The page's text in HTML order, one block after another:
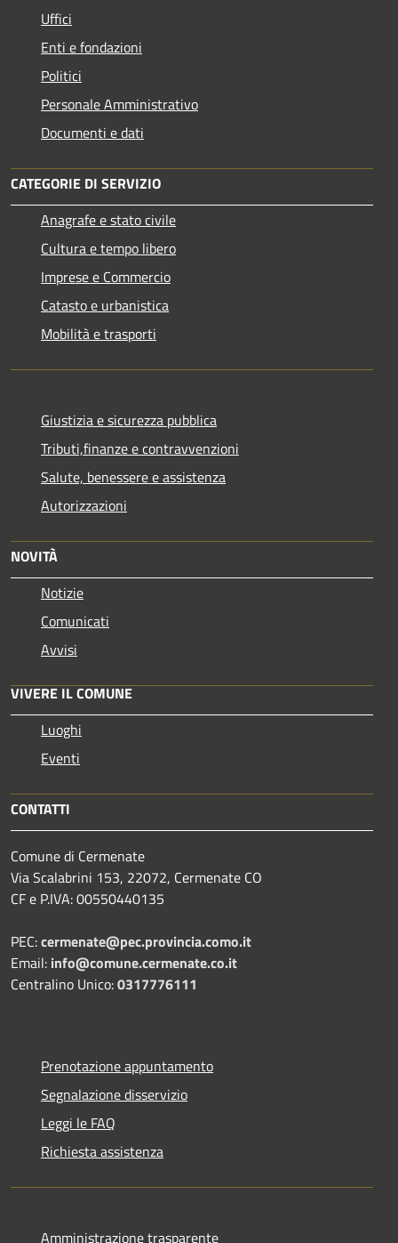
Uffici
Enti e fondazioni
Politici
Personale Amministrativo
Documenti e dati
CATEGORIE DI SERVIZIO
Anagrafe e stato civile
Cultura e tempo libero
Imprese e Commercio
Catasto e urbanistica
Mobilità e trasporti
Giustizia e sicurezza pubblica
Tributi,finanze e contravvenzioni
Salute, benessere e assistenza
Autorizzazioni
NOVITÀ
Notizie
Comunicati
Avvisi
VIVERE IL COMUNE
Luoghi
Eventi
CONTATTI
Comune di Cermenate
Via Scalabrini 153, 22072, Cermenate CO
CF e P.IVA: 00550440135
PEC:cermenate@pec.provincia.como.it
Email: info@comune.cermenate.co.it
Centralino Unico:0317776111
Prenotazione appuntamento
Segnalazione disservizio
Leggi le FAQ
Richiesta assistenza
Amministrazione trasparente